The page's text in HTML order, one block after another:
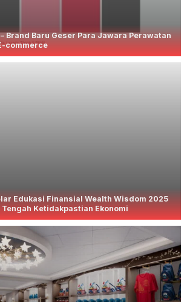
Brand Baru Geser Para Jawara Perawatan
commerce
Edukasi Finansial Wealth Wisdom 2025
Ketidakpastian Ekonomi